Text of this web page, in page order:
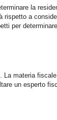
la
a
per
La materia
un esperto